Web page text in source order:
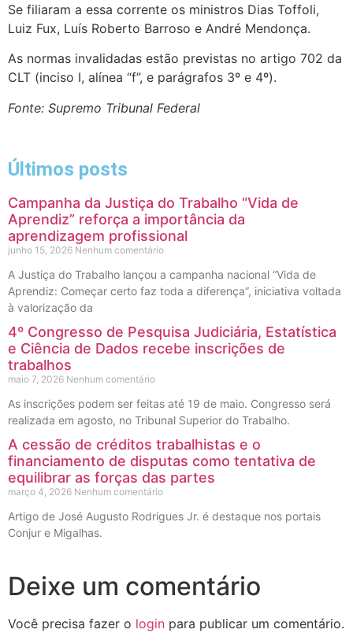
Se filiaram a essa corrente os ministros Dias Toffoli,
Luiz Fux, Luís Roberto Barroso e André Mendonça.
As normas invalidadas estão previstas no artigo 702 da
CLT (inciso I, alínea “f”, e parágrafos 3º e 4º).
Fonte: Supremo Tribunal Federal
Últimos posts
Campanha da Justiça do Trabalho “Vida de
Aprendiz” reforça a importância da
aprendizagem profissional
junho 15, 2026 Nenhum comentário
A Justiça do Trabalho lançou a campanha nacional “Vida de
Aprendiz: Começar certo faz toda a diferença”, iniciativa voltada
à valorização da
4º Congresso de Pesquisa Judiciária, Estatística
e Ciência de Dados recebe inscrições de
trabalhos
maio 7, 2026 Nenhum comentário
As inscrições podem ser feitas até 19 de maio. Congresso será
realizada em agosto, no Tribunal Superior do Trabalho.
A cessão de créditos trabalhistas e o
financiamento de disputas como tentativa de
equilibrar as forças das partes
março 4, 2026 Nenhum comentário
Artigo de José Augusto Rodrigues Jr. é destaque nos portais
Conjur e Migalhas.
Deixe um comentário
Você precisa fazer o login para publicar um comentário.